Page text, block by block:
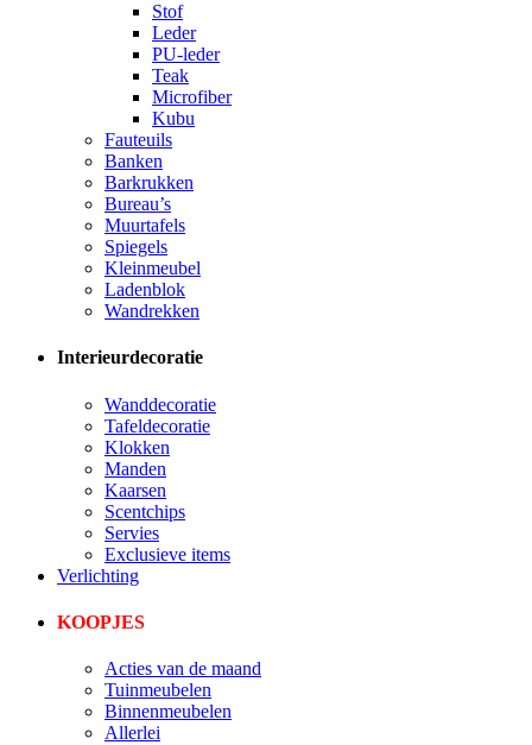
Stof
Leder
PU-leder
Teak
Microfiber
Kubu
Fauteuils
Banken
Barkrukken
Bureau’s
Muurtafels
Spiegels
Kleinmeubel
Ladenblok
Wandrekken
Interieurdecoratie
Wanddecoratie
Tafeldecoratie
Klokken
Manden
Kaarsen
Scentchips
Servies
Exclusieve items
Verlichting
KOOPJES
Acties van de maand
Tuinmeubelen
Binnenmeubelen
Allerlei